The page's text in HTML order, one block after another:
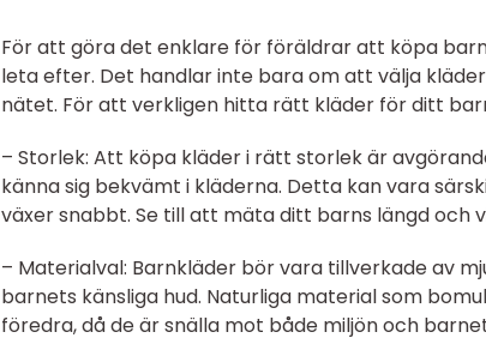
För att göra det enklare för föräldrar att köpa
leta efter. Det handlar inte bara om att välja
nätet. För att verkligen hitta rätt kläder för ditt
– Storlek: Att köpa kläder i rätt storlek är
känna sig bekvämt i kläderna. Detta kan vara
växer snabbt. Se till att mäta ditt barns längd och
– Materialval: Barnkläder bör vara tillverkade av
barnets känsliga hud. Naturliga material som
föredra, då de är snälla mot både miljön och